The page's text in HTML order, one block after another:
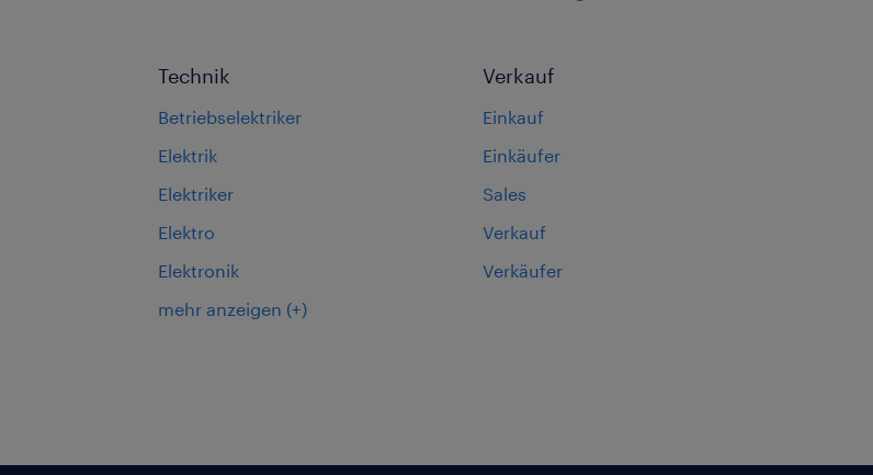
Technik
Betriebselektriker
Elektrik
Elektriker
Elektro
Elektronik
mehr anzeigen (+)
Verkauf
Einkauf
Einkäufer
Sales
Verkauf
Verkäufer